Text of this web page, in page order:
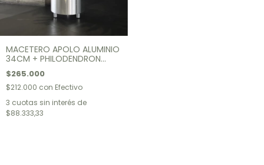
MACETERO APOLO ALUMINIO
34CM + PHILODENDRON
MISIONERO
$265.000
$212.000 con Efectivo
3 cuotas sin interés de
$88.333,33